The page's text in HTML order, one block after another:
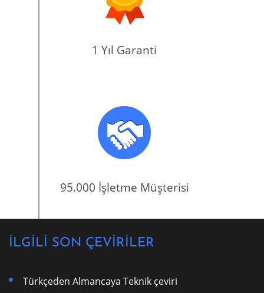
1 Yıl Garanti
95.000 İşletme Müşterisi
İLGİLİ SON ÇEVİRİLER
Türkçeden Almancaya Teknik çeviri